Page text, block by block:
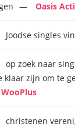
Oasis
Joodse singles
op zoek naar
klaar zijn om te
WooPlus
christenen